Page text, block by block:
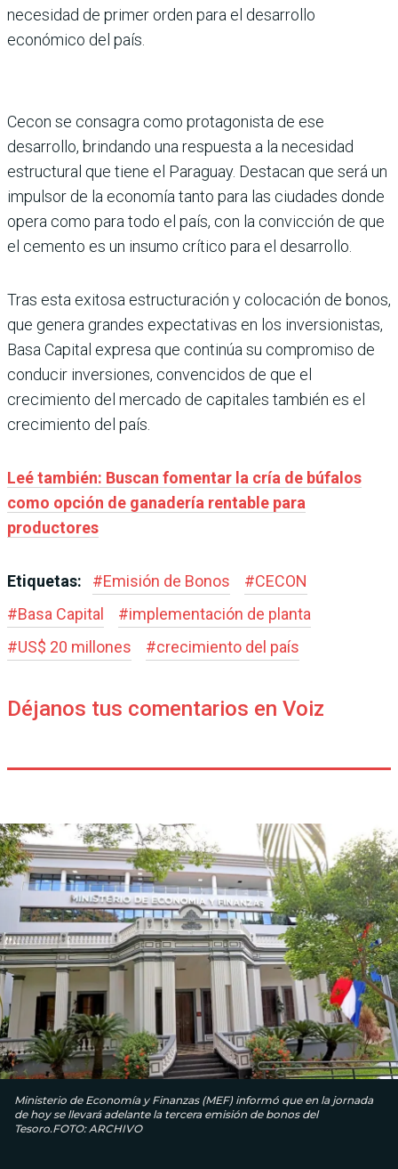
necesidad de primer orden para el desarrollo
económico del país.
Cecon se consagra como protagonista de ese
desarrollo, brindando una respuesta a la necesidad
estructural que tiene el Paraguay. Destacan que será un
impulsor de la economía tanto para las ciudades donde
opera como para todo el país, con la convicción de que
el cemento es un insumo crítico para el desarrollo.
Tras esta exitosa estructuración y colocación de bonos,
que genera grandes expectativas en los inversionistas,
Basa Capital expresa que continúa su compromiso de
conducir inversiones, convencidos de que el
crecimiento del mercado de capitales también es el
crecimiento del país.
Leé también: Buscan fomentar la cría de búfalos
como opción de ganadería rentable para
productores
Etiquetas: #Emisión de Bonos #CECON
#Basa Capital #implementación de planta
#US$ 20 millones #crecimiento del país
Déjanos tus comentarios en Voiz
Ministerio de Economía y Finanzas (MEF) informó que en la jornada
de hoy se llevará adelante la tercera emisión de bonos del
Tesoro.FOTO: ARCHIVO